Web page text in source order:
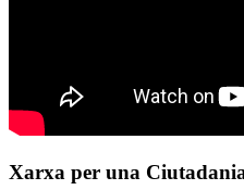
Xarxa per una